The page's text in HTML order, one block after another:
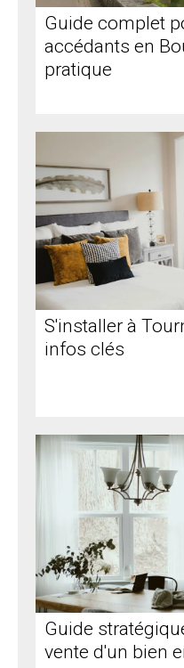
Guide complet
accédants en
pratique
S'installer à
infos clés
Guide
vente d'un bien